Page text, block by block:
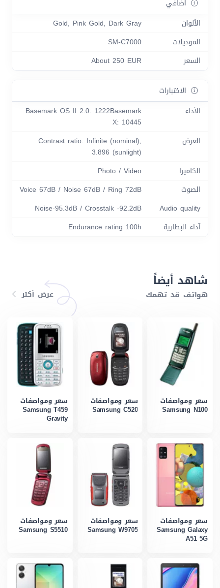
اضافي
الألوان
Gold, Pink Gold, Dark Gray
الموديلات
SM-C7000
السعر
About 250 EUR
الاختبارات
الأداء
Basemark OS II 2.0: 1222Basemark
X: 10445
العرض
Contrast ratio: Infinite (nominal),
3.896 (sunlight)
الكاميرا
Photo / Video
الصوت
Voice 67dB / Noise 67dB / Ring 72dB
Audio quality
Noise-95.3dB / Crosstalk -92.2dB
آداء البطارية
Endurance rating 100h
شاهد أيضاً
هواتف قد تهمك عرض أكتر
سعر ومواصفات
Samsung N100
سعر ومواصفات
Samsung C520
سعر ومواصفات
Samsung T459
Gravity
سعر ومواصفات
Samsung Galaxy
A51 5G
سعر ومواصفات
Samsung W9705
سعر ومواصفات
Samsung S5510